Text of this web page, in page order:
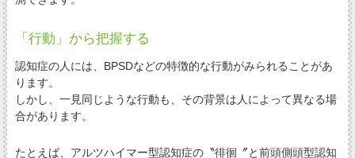
「行動」から把握する
認知症の人には、BPSDなどの特徴的な行動がみられることがあ
ります。
しかし、一見同じような行動も、その背景は人によって異なる場
合があります。
たとえば、アルツハイマー型認知症の〝徘徊〞と前頭側頭型認知